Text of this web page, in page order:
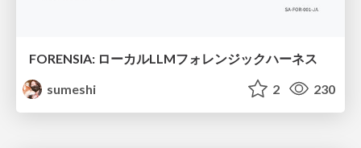
FORENSIA: ローカルLLMフォレンジックハーネス
sumeshi
2 230